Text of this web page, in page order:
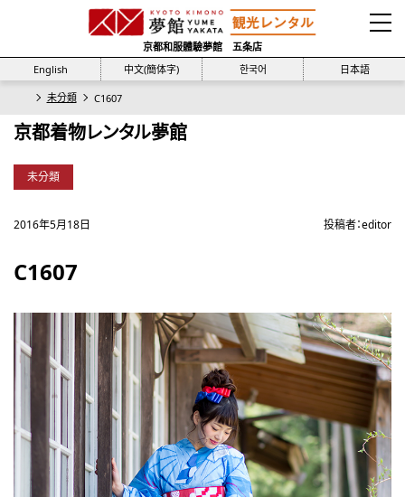
京都和服體驗夢館 五条店
English
中文(簡体字) 한국어 日本語
未分類 C1607
京都着物レンタル夢館
未分類
2016年5月18日 投稿者：editor
C1607